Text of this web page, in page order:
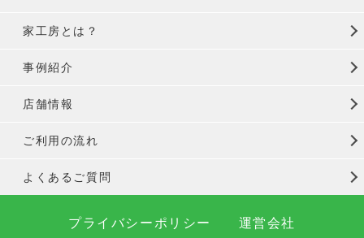
家工房とは？
事例紹介
店舗情報
ご利用の流れ
よくあるご質問
プライバシーポリシー 運営会社